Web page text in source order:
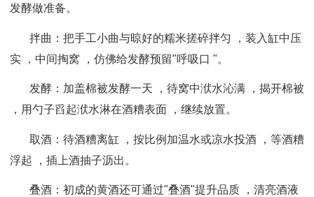
发酵做准备。
拌曲：把手工小曲与晾好的糯米搓碎拌匀 ，装入缸中压
实 ，中间掏窝 ，仿佛给发酵预留"呼吸口 "。
发酵：加盖棉被发酵一天 ，待窝中洑水沁满 ，揭开棉被
，用勺子舀起洑水淋在酒糟表面 ，继续放置。
取酒：待酒糟离缸 ，按比例加温水或凉水投酒 ，等酒糟
浮起 ，插上酒抽子沥出。
叠酒：初成的黄酒还可通过"叠酒"提升品质 ，清亮酒液